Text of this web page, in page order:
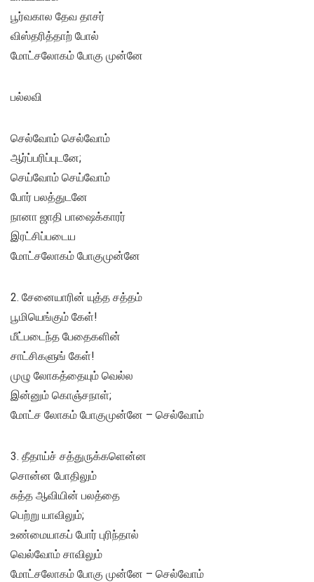
பூர்வகால தேவ தாசர்
விஸ்தரித்தாற் போல்
மோட்சலோகம் போகு முன்னே
பல்லவி
செல்வோம் செல்வோம்
ஆர்ப்பரிப்புடனே;
செய்வோம் செய்வோம்
போர் பலத்துடனே
நானா ஜாதி பாஷைக்காரர்
இரட்சிப்படைய
மோட்சலோகம் போகுமுன்னே
2. சேனையாரின் யுத்த சத்தம்
பூமியெங்கும் கேள்!
மீட்படைந்த பேதைகளின்
சாட்சிகளுங் கேள்!
முழு லோகத்தையும் வெல்ல
இன்னும் கொஞ்சநாள்;
மோட்ச லோகம் போகுமுன்னே – செல்வோம்
3. தீதாய்ச் சத்துருக்களென்ன
சொன்ன போதிலும்
சுத்த ஆவியின் பலத்தை
பெற்று யாவிலும்;
உண்மையாகப் போர் புரிந்தால்
வெல்வோம் சாவிலும்
மோட்சலோகம் போகு முன்னே – செல்வோம்